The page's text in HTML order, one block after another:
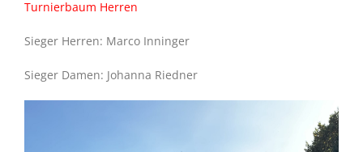
Turnierbaum Herren
Sieger Herren: Marco Inninger
Sieger Damen: Johanna Riedner